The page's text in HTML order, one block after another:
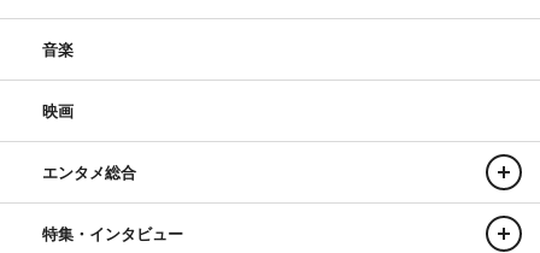
音楽
映画
エンタメ総合
特集・インタビュー